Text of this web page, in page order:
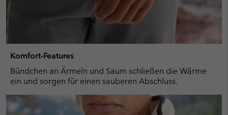
Komfort-Features
Bündchen an Ärmeln und Saum schließen die Wärme
ein und sorgen für einen sauberen Abschluss.